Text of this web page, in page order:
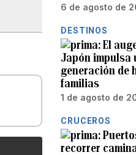
6 de agosto de
DESTINOS
El
Japón impulsa
generación de
familias
1 de agosto de
CRUCEROS
recorrer